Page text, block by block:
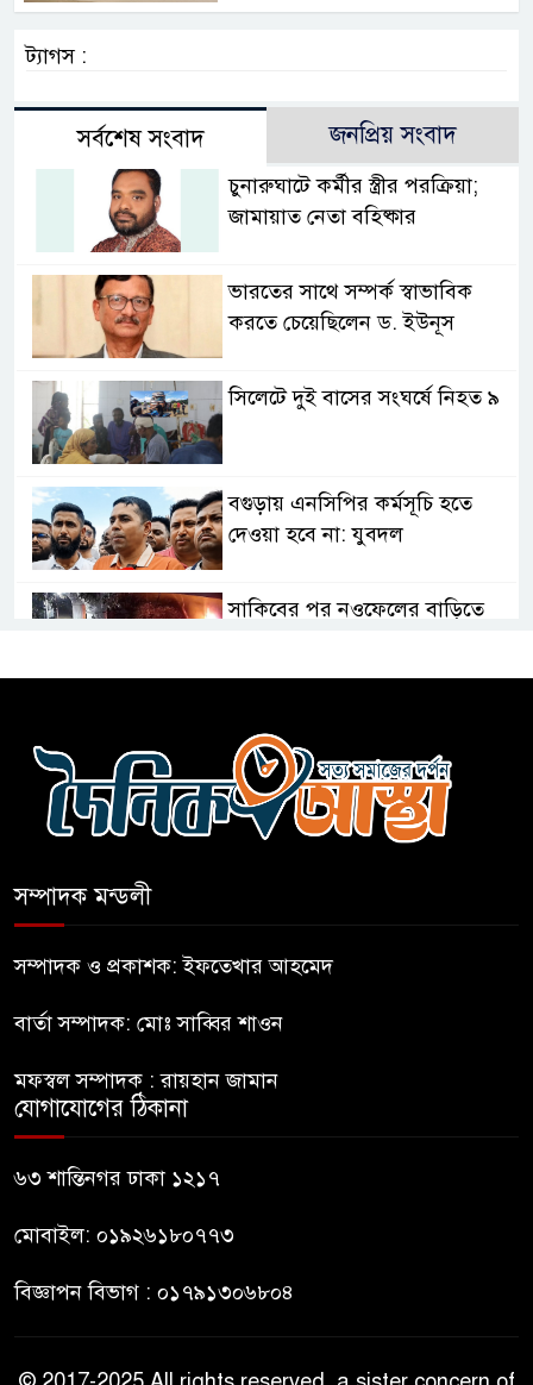
ট্যাগস :
সর্বশেষ সংবাদ জনপ্রিয় সংবাদ
চুনারুঘাটে কর্মীর স্ত্রীর পরক্রিয়া;
জামায়াত নেতা বহিষ্কার
ভারতের সাথে সম্পর্ক স্বাভাবিক
করতে চেয়েছিলেন ড. ইউনূস
সিলেটে দুই বাসের সংঘর্ষে নিহত ৯
বগুড়ায় এনসিপির কর্মসূচি হতে
দেওয়া হবে না: যুবদল
সাকিবের পর নওফেলের বাড়িতে
আহত-১০
বন্যায় পাটগ্রামে সড়ক ভেঙে
চালাচ্ছেন তারেক: কাদের সিদ্দিকী
জুলাই জাদুঘরে টিকিট জালিয়াতি!
সম্পাদক মন্ডলী
সম্পাদক ও প্রকাশক: ইফতেখার আহমেদ
বার্তা সম্পাদক: মোঃ সাব্বির শাওন
মফস্বল সম্পাদক : রায়হান জামান
যোগাযোগের ঠিকানা
৬৩ শান্তিনগর ঢাকা ১২১৭
মোবাইল: ০১৯২৬১৮০৭৭৩
বিজ্ঞাপন বিভাগ : ০১৭৯১৩০৬৮০৪